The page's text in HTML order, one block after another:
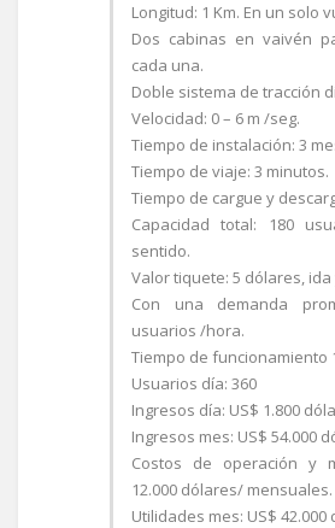
Longitud: 1 Km. En un solo
Dos cabinas en vaivén
cada una.
Doble sistema de tracción
Velocidad: 0 – 6 m /seg.
Tiempo de instalación: 3
Tiempo de viaje: 3 minutos.
Tiempo de cargue y
Capacidad total: 180
sentido.
Valor tiquete: 5 dólares,
Con una demanda
usuarios /hora.
Tiempo de funcionamiento
Usuarios día: 360
Ingresos día: US$ 1.800
Ingresos mes: US$ 54.000
Costos de operación y
12.000 dólares/ mensuales.
Utilidades mes: US$ 42.000